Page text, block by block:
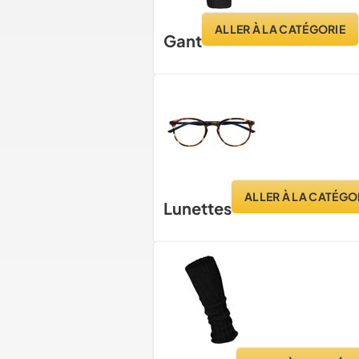
Gant
ALLER À LA CATÉGORIE
Lunettes
ALLER À LA